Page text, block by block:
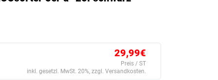
29,99€
Preis / ST
inkl. gesetzl. MwSt. 20%, zzgl. Versandkosten.